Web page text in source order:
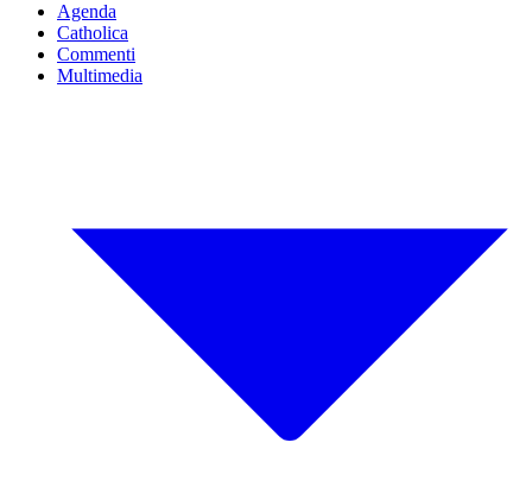
Agenda
Catholica
Commenti
Multimedia